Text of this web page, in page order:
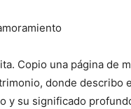
Copio una página de
donde describo
y su significado